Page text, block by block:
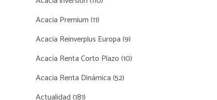
Acacia Premium(11)
Acacia Reinverplus Europa(9)
Acacia Renta Corto Plazo(10)
Acacia Renta Dinámica(52)